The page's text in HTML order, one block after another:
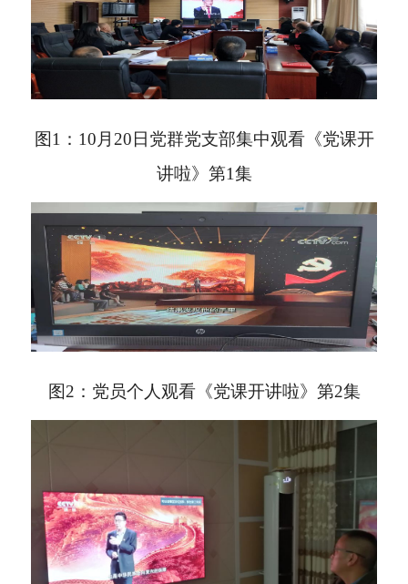
图1 ： 10 月 20 日党群党支部集中观看《党课开
讲啦》第1集
图2 ：党员个人观看《党课开讲啦》第2集